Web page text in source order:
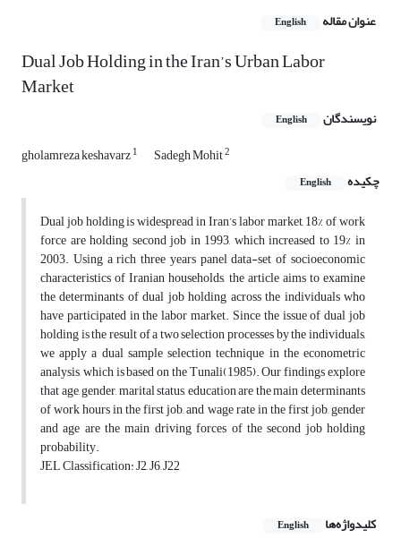
عنوان مقاله English
Dual Job Holding in the Iran’s Urban Labor
Market
نویسندگان English
gholamreza keshavarz1 Sadegh Mohit2
چکیده English
Dual job holding is widespread in Iran’s labor market, 18% of work
force are holding second job in 1993, which increased to 19% in
2003. Using a rich three years panel data-set of socioeconomic
characteristics of Iranian households, the article aims to examine
the determinants of dual job holding across the individuals who
have participated in the labor market. Since the issue of dual job
holding is the result of a two selection processes by the individuals,
we apply a dual sample selection technique in the econometric
analysis, which is based on the Tunali(1985). Our findings explore
that age, gender, marital status, education are the main determinants
of work hours in the first job, and wage rate in the first job, gender
and age are the main driving forces of the second job holding
probability.
JEL Classification: J2, J6, J22
کلیدواژه‌ها English